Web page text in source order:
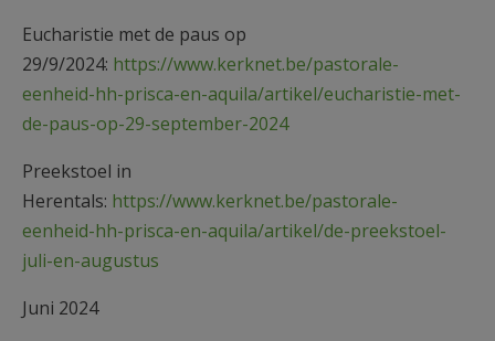
Eucharistie met de paus op
29/9/2024: https://www.kerknet.be/pastorale-
eenheid-hh-prisca-en-aquila/artikel/eucharistie-met-
de-paus-op-29-september-2024
Preekstoel in
Herentals: https://www.kerknet.be/pastorale-
eenheid-hh-prisca-en-aquila/artikel/de-preekstoel-
juli-en-augustus
Juni 2024